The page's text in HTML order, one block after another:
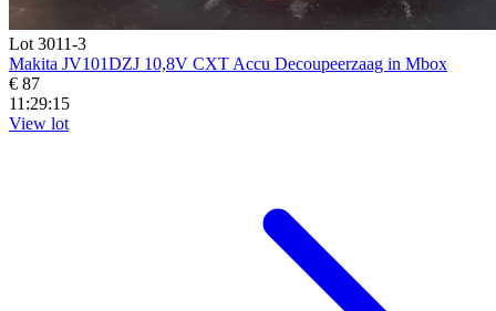
Lot 3011-3
Makita JV101DZJ 10,8V CXT Accu Decoupeerzaag in Mbox
€ 87
11:29:14
View lot